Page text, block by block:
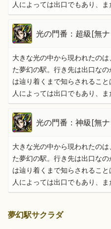
人によっては出口でもあり、
光の門番：超級[無
大きな光の中から現われたの
た夢幻の駅。行き先は出口な
は辿り着くまで知らされること
人によっては出口でもあり、
光の門番：神級[無
大きな光の中から現われたの
た夢幻の駅。行き先は出口な
は辿り着くまで知らされること
人によっては出口でもあり、
夢幻駅サクラダ